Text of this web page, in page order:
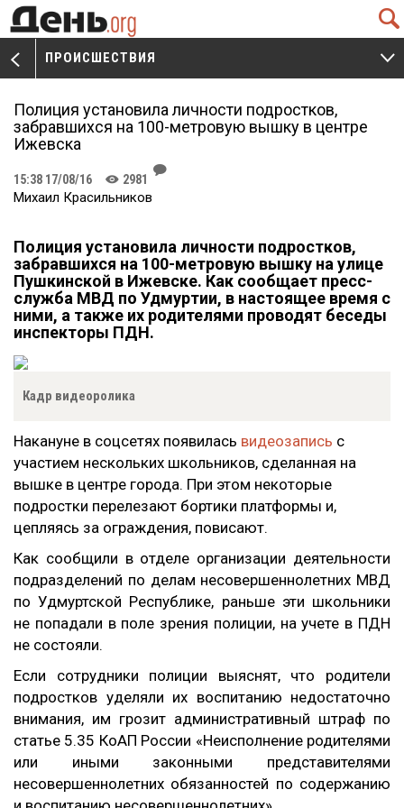
Q
V
ПРОИСШЕСТВИЯ
W
Полиция установила личности подростков,
забравшихся на 100-метровую вышку в центре
Ижевска
15:38 17/08/16 K 2981
J
Михаил Красильников
Полиция установила личности подростков,
забравшихся на 100-метровую вышку на улице
Пушкинской в Ижевске. Как сообщает пресс-
служба МВД по Удмуртии, в настоящее время с
ними, а также их родителями проводят беседы
инспекторы ПДН.
Кадр видеоролика
Накануне в соцсетях появилась видеозапись с
участием нескольких школьников, сделанная на
вышке в центре города. При этом некоторые
подростки перелезают бортики платформы и,
цепляясь за ограждения, повисают.
Как сообщили в отделе организации деятельности
подразделений по делам несовершеннолетних МВД
по Удмуртской Республике, раньше эти школьники
не попадали в поле зрения полиции, на учете в ПДН
не состояли.
Если сотрудники полиции выяснят, что родители
подростков уделяли их воспитанию недостаточно
внимания, им грозит административный штраф по
статье 5.35 КоАП России «Неисполнение родителями
или иными законными представителями
несовершеннолетних обязанностей по содержанию